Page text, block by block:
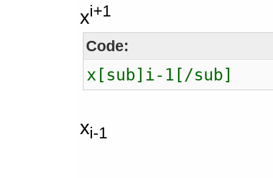
xi+1
Code:
x[sub]i-1[/sub]
xi-1